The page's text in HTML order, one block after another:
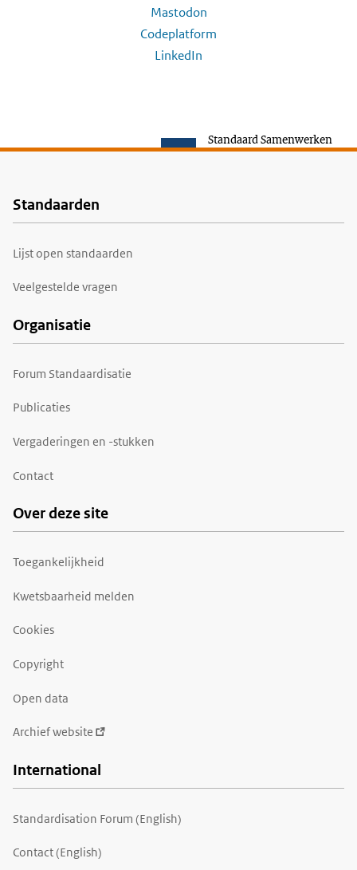
Mastodon
Codeplatform
LinkedIn
Standaard Samenwerken
Voet
Standaarden
Lijst open standaarden
Veelgestelde vragen
Organisatie
Forum Standaardisatie
Publicaties
Vergaderingen en -stukken
Contact
Over deze site
Toegankelijkheid
Kwetsbaarheid melden
Cookies
Copyright
Open data
Archief website
International
Standardisation Forum (English)
Contact (English)